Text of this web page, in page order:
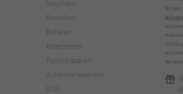
Vouchers
Bestellen
Betalen
Reserveren
Punten sparen
Actievoorwaarden
B2B
Ik